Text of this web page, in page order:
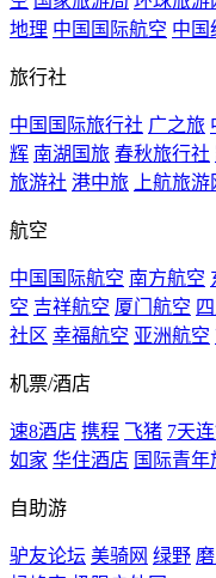
地理 中国国际航空 中国
旅行社
中国国际旅行社 广之旅
辉 南湖国旅 春秋旅行社
旅游社 港中旅 上航旅游
航空
中国国际航空 南方航空
空 吉祥航空 厦门航空
社区 幸福航空 亚洲航空
机票/酒店
速8酒店 携程 飞猪 7天
如家 华住酒店 国际青年
自助游
驴友论坛 美骑网 绿野